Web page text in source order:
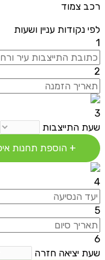
רכב צמוד
לפי נקודות עניין ושעות
1
2
3
שעת התייצבות
+ הוספת תחנות
4
5
6
שעת יציאה חזרה